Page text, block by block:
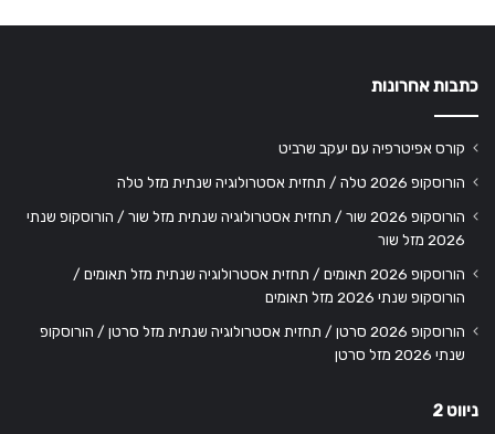
כתבות אחרונות
קורס אפיטרפיה עם יעקב שרביט
הורוסקופ 2026 טלה / תחזית אסטרולוגיה שנתית מזל טלה
הורוסקופ 2026 שור / תחזית אסטרולוגיה שנתית מזל שור / הורוסקופ שנתי
2026 מזל שור
הורוסקופ 2026 תאומים / תחזית אסטרולוגיה שנתית מזל תאומים /
הורוסקופ שנתי 2026 מזל תאומים
הורוסקופ 2026 סרטן / תחזית אסטרולוגיה שנתית מזל סרטן / הורוסקופ
שנתי 2026 מזל סרטן
ניווט 2